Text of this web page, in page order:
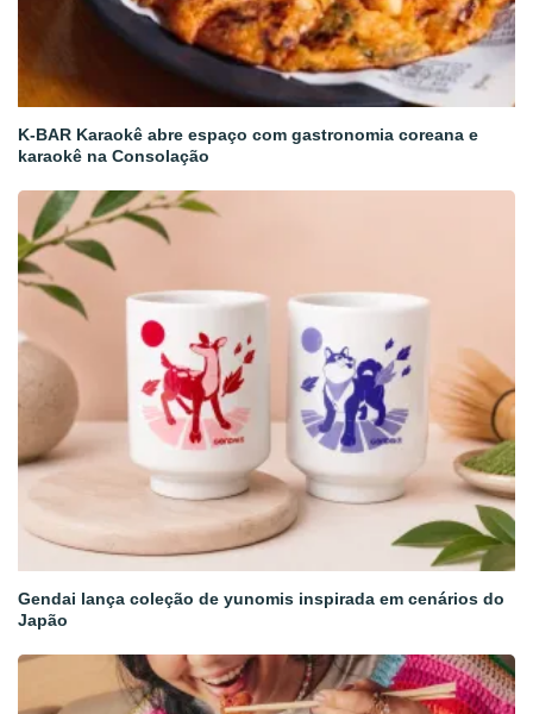
K-BAR Karaokê abre espaço com gastronomia coreana e
karaokê na Consolação
Gendai lança coleção de yunomis inspirada em cenários do
Japão